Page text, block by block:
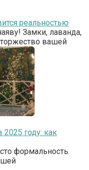
реальностью
Замки, лаванда,
вашей
году: как
формальность.